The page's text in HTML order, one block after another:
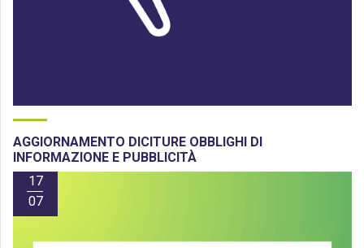
AGGIORNAMENTO DICITURE OBBLIGHI DI
INFORMAZIONE E PUBBLICITÀ
17
07